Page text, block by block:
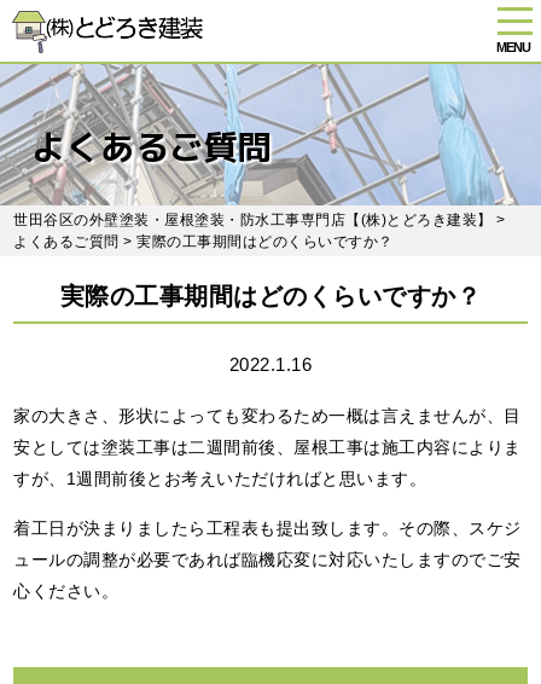
Skip
to
main
content
MENU
よくあるご質問
世田谷区の外壁塗装・屋根塗装・防水工事専門店【(株)とどろき建装】
>
よくあるご質問 > 実際の工事期間はどのくらいですか？
実際の工事期間はどのくらいですか？
2022.1.16
家の大きさ、形状によっても変わるため一概は言えませんが、目
安としては塗装工事は二週間前後、屋根工事は施工内容によりま
すが、1週間前後とお考えいただければと思います。
着工日が決まりましたら工程表も提出致します。その際、スケジ
ュールの調整が必要であれば臨機応変に対応いたしますのでご安
心ください。